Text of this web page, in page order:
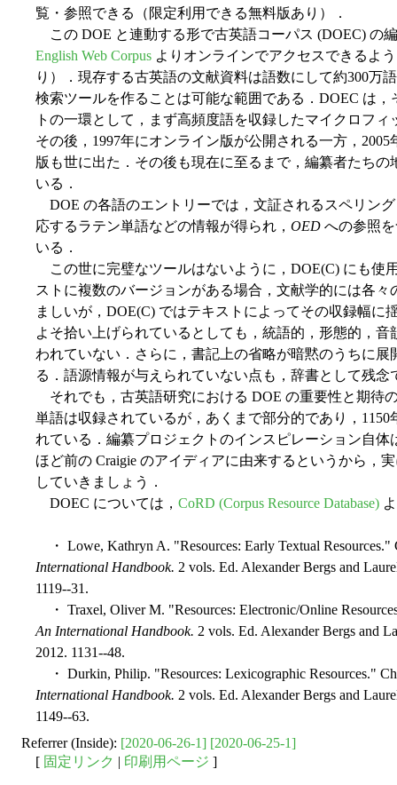
覧・参照できる（限定利用できる無料版あり）．
この DOE と連動する形で古英語コーパス (DOEC) の
English Web Corpus よりオンラインでアクセスできるよ
り）．現存する古英語の文献資料は語数にして約300万
検索ツールを作ることは可能な範囲である．DOEC は
トの一環として，まず高頻度語を収録したマイクロフ
その後，1997年にオンライン版が公開される一方，
版も世に出た．その後も現在に至るまで，編纂者たち
いる．
DOE の各語のエントリーでは，文証されるスペリン
応するラテン単語などの情報が得られ， OED への参照
いる．
この世に完璧なツールはないように，DOE(C) にも使
ストに複数のバージョンがある場合，文献学的には各々
ましいが，DOE(C) ではテキストによってその収録幅に
よそ拾い上げられているとしても，統語的，形態的，音
われていない．さらに，書記上の省略が暗黙のうちに
る．語源情報が与えられていない点も，辞書として残念
それでも，古英語研究における DOE の重要性と期待
単語は収録されているが，あくまで部分的であり，
れている．編纂プロジェクトのインスピレーション自
ほど前の Craigie のアイディアに由来するというから，
していきましょう．
DOEC については， CoRD (Corpus Resource Database)
・ Lowe, Kathryn A. "Resources: Early Textual Resources."
International Handbook. 2 vols. Ed. Alexander Bergs and
1119--31.
・ Traxel, Oliver M. "Resources: Electronic/Online
An International Handbook. 2 vols. Ed. Alexander Bergs and
2012. 1131--48.
・ Durkin, Philip. "Resources: Lexicographic Resources."
International Handbook. 2 vols. Ed. Alexander Bergs and
1149--63.
Referrer (Inside): [2020-06-26-1] [2020-06-25-1]
[ 固定リンク | 印刷用ページ ]